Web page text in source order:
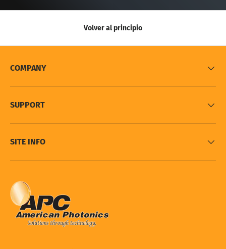
Volver al principio
COMPANY
SUPPORT
SITE INFO